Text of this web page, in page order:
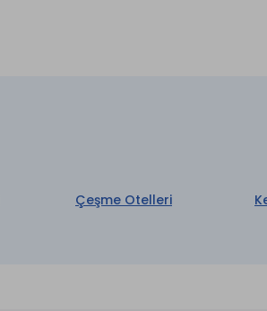
Çeşme Otelleri